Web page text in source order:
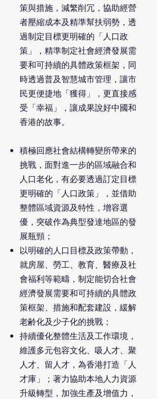
策與措施，減繁削冗，協助經營
者壓縮成本及精準幫扶弱勢，透
過制定目標更明確的「人口政
策」，精準制定社會經濟發展需
要和可持續的具體政策框架，同
時透過普及智慧城市管理，讓市
民更便捷地「獲得」，更直接感
受「幸福」，讓成果說好中國和
香港的故事。
積極回應社會結構轉變所帶來的
挑戰，面對進一步的區域融合和
人口老化，有必要透過訂定目標
更明確的「人口政策」，並借助
整體區域資源及特性，增容選
優，突破作為典型發達地區的發
展瓶頸；
以明確的人口目標及政策帶動，
就房屋、勞工、教育、醫療及社
會福利等範疇，制定能切合社會
經濟發展需要和可持續的具體政
策框架、措施和配套建設，緩解
老齢化及少子化的挑戰；
持續優化整體生活及工作環境，
維護多元包容文化、吸人才、聚
人才、留人才，為香港打造「人
才庫」；著力協助本地人力資源
升級轉型，加強生產及增值力，